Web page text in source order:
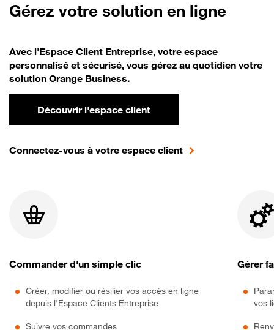
Gérez votre solution en ligne
Avec l'Espace Client Entreprise, votre espace
personnalisé et sécurisé, vous gérez au quotidien votre
solution Orange Business.
Découvrir l'espace client
Connectez-vous à votre espace client
Commander d'un simple clic
Créer, modifier ou résilier vos accès en ligne
depuis l'Espace Clients Entreprise
Suivre vos commandes
Gérer
vos